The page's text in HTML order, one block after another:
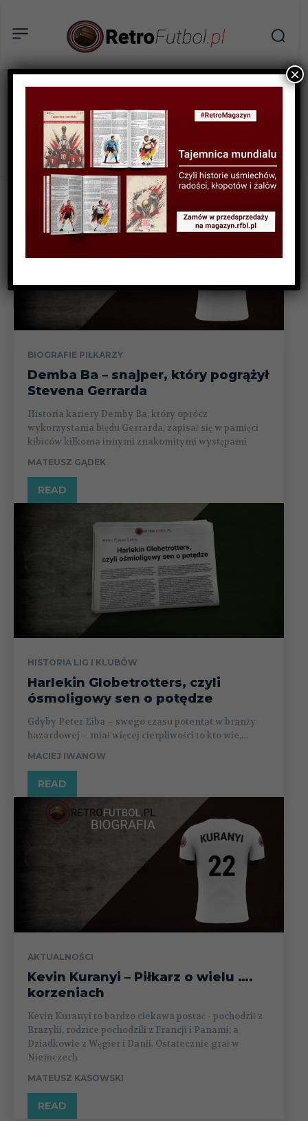
Tag: Hoffenheim
BIOGRAFIE PIŁKARZY
Demba Ba – snajper, który pogrążył
Stevena Gerrarda
Historia kariery Demby Ba, który oprócz
wykorzystania błędu Gerrarda, zapisał się w pamięci
kibiców kilkoma innymi znakomitymi występami
MATEUSZ GĄDEK
READ
HISTORIA LIG I KLUBÓW
Harlekin Globetrotters, czyli
ósmoligowy sen o potędze
Gdyby Peter Eiba – swego czasu potentat w branży
hazardowej – miał więcej cierpliwości to kto wie,...
MACIEJ IWANOW
READ
AKTUALNOŚCI
Kevin Kuranyi – Piłkarz o wielu ….
korzeniach
Kevin Kuranyi to bardzo ciekawa postać - pochodził z
Brazylii, rodzice pochodzili z Francji i Panami, a
Dziadkowie z Węgier i Danii. Ostatecznie grał w
Niemczech
MATEUSZ KASOWSKI
READ
×